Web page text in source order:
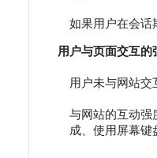
如果用户在会话
用户与页面交互的
用户未与网站交
与网站的互动强
成、使用屏幕键